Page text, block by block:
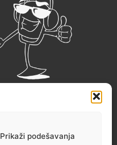
Prikaži podešavanja